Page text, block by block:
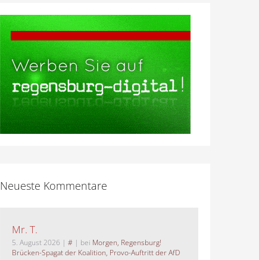
Neueste Kommentare
Mr. T.
5. August 2026 | #| bei Morgen, Regensburg!
Brücken-Spagat der Koalition, Provo-Auftritt der AfD